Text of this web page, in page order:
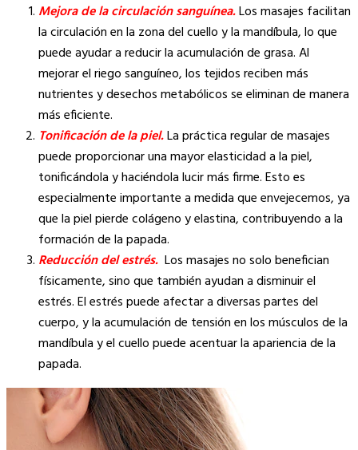
Mejora de la circulación sanguínea.Los masajes facilitan
la circulación en la zona del cuello y la mandíbula, lo que
puede ayudar a reducir la acumulación de grasa. Al
mejorar el riego sanguíneo, los tejidos reciben más
nutrientes y desechos metabólicos se eliminan de manera
más eficiente.
Tonificación de la piel.La práctica regular de masajes
puede proporcionar una mayor elasticidad a la piel,
tonificándola y haciéndola lucir más firme. Esto es
especialmente importante a medida que envejecemos, ya
que la piel pierde colágeno y elastina, contribuyendo a la
formación de la papada.
Reducción del estrés. Los masajes no solo benefician
físicamente, sino que también ayudan a disminuir el
estrés. El estrés puede afectar a diversas partes del
cuerpo, y la acumulación de tensión en los músculos de la
mandíbula y el cuello puede acentuar la apariencia de la
papada.